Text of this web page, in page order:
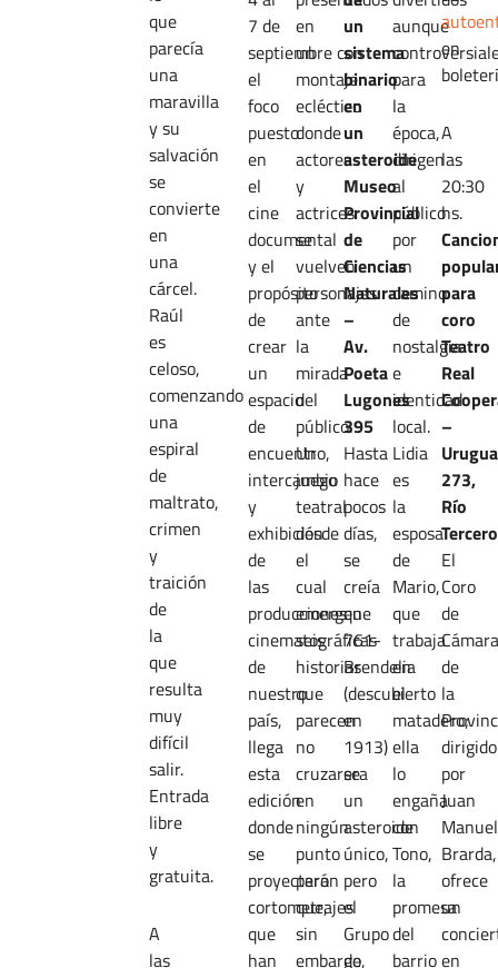
que
parecía
una
maravilla
y su
salvación
se
convierte
en
una
cárcel.
Raúl
es
celoso,
comenzando
una
espiral
de
maltrato,
crimen
y
traición
de
la
que
resulta
muy
difícil
salir.
Entrada
libre
y
gratuita.
A
las
7 de
septiembrecon
el
foco
puesto
en
el
cine
documental
y el
propósito
de
crear
un
espacio
de
encuentro,
intercambio
y
exhibición
de
las
producciones
cinematográficas
de
nuestro
país,
llega
esta
edición
donde
se
proyectarán
cortometrajes
que
han
en
un
montaje
ecléctico
donde
actores
y
actrices
se
vuelven
personajes
ante
la
mirada
del
público.
Un
juego
teatral
desde
el
cual
emergen
seis
historias
que
parecen
no
cruzarse
en
ningún
punto
pero
que,
sin
embargo,
un
sistema
binario
en
un
asteroide
Museo
Provincial
de
Ciencias
Naturales
–
Av.
Poeta
Lugones
395
Hasta
hace
pocos
días,
se
creía
que
761-
Brendelia
(descubierto
en
1913)
era
un
asteroide
único,
pero
el
Grupo
de
aunque
para
la
época,
dirigen
al
público
por
un
camino
de
nostalgia
e
identidad
local.
Lidia
es
la
esposa
de
Mario,
que
trabaja
en
el
matadero;
ella
lo
engaña
con
Tono,
la
promesa
del
barrio
en
A
las
20:30
hs.
para
coro
Teatro
Real
–
273,
Río
El
Coro
de
de
la
dirigido
por
Juan
Manuel
Brarda,
ofrece
un
en